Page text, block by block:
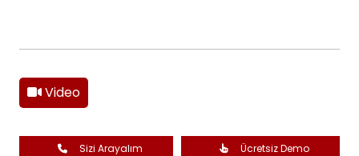
Video
Sizi Arayalım Ücretsiz Demo